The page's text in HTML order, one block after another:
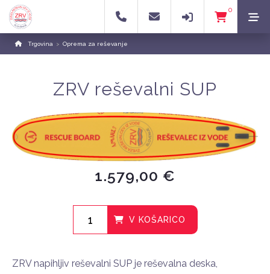
0
Trgovina > Oprema za reševanje
ZRV reševalni SUP
1.579,00 €
V KOŠARICO
ZRV napihljiv reševalni SUP je reševalna deska,